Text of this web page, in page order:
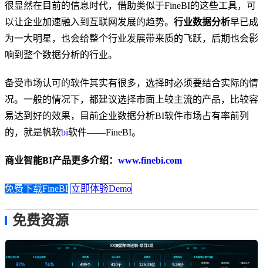
很显然在目前的信息时代，借助类似于FineBI的这些工具，可
以让企业加速融入到互联网发展的趋势。 行业数据分析早已成
为一大明星，也会给整个行业发展带来质的飞跃，后期也会影
响到整个数据分析的行业。
备受市场认可的软件其实有很多，选择时必须要结合实际的情
况。一般的情况下，都建议选择市面上较主流的产品，比较容
易达到好的效果，目前企业数据分析BI软件市场占有率前列
的，就是帆软bi软件——FineBI。
商业智能BI产品更多介绍： www.finebi.com
免费下载FineBI 立即体验Demo
免费资源